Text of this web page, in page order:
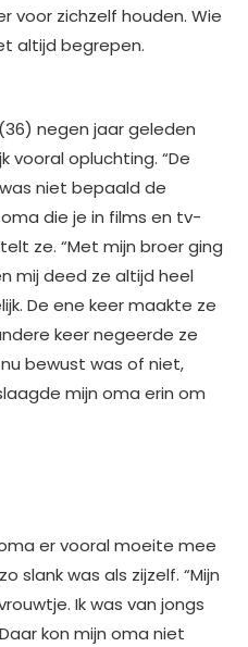
voor zichzelf houden. Wie
altijd begrepen.
negen jaar geleden
vooral opluchting. “De
niet bepaald de
die je in films en tv-
ze. “Met mijn broer ging
mij deed ze altijd heel
De ene keer maakte ze
keer negeerde ze
bewust was of niet,
mijn oma erin om
er vooral moeite mee
slank was als zijzelf. “Mijn
Ik was van jongs
kon mijn oma niet